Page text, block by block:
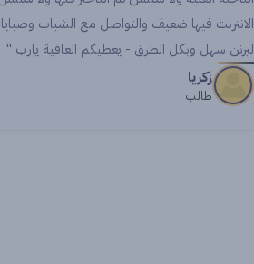
الانترنت فيها ضعيف والتواصل مع الشباب وصبايا
ليرنن سهل وبكل الطرق - يعطيكم العافية يارب "
زكريا
طالب